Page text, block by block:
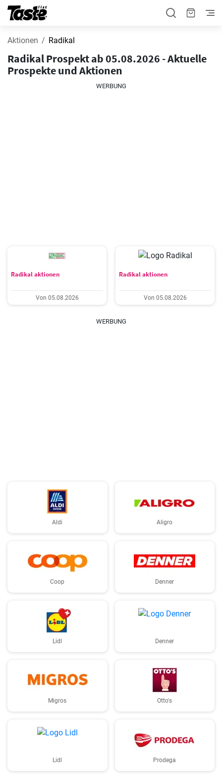
Aktionen Radikal
Radikal Prospekt ab 05.08.2026 - Aktuelle
Prospekte und Aktionen
WERBUNG
Radikal aktionen
Von 05.08.2026
Radikal aktionen
Von 05.08.2026
WERBUNG
Aldi Aligro
Coop Denner
Lidl Denner
Migros Otto's
Lidl Prodega